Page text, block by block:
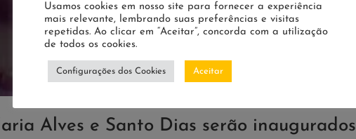
Alves e Santo Dias serão inaugurados
Usamos cookies em nosso site para fornecer a experiência
mais relevante, lembrando suas preferências e visitas
repetidas. Ao clicar em “Aceitar”, concorda com a utilização
de todos os cookies.
Configurações dos Cookies Aceitar